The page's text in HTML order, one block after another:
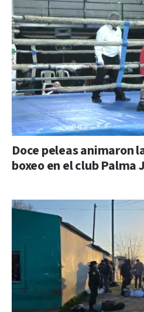
Doce peleas animaron
boxeo en el club Palma